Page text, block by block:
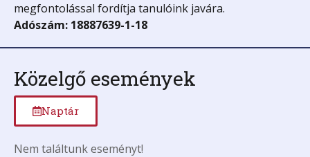
megfontolással fordítja tanulóink javára.
Adószám: 18887639-1-18
Közelgő események
Naptár
Nem találtunk eseményt!